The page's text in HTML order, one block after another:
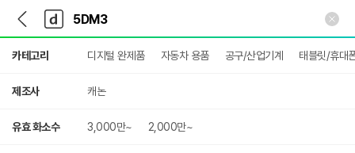
다
나
와
가
기
다
와
메
인
카테고리 디지털 완제품 자동차 용품 공구/산업기계 태블릿/휴대
제조사 캐논
유효 화소수 3,000만~ 2,000만~